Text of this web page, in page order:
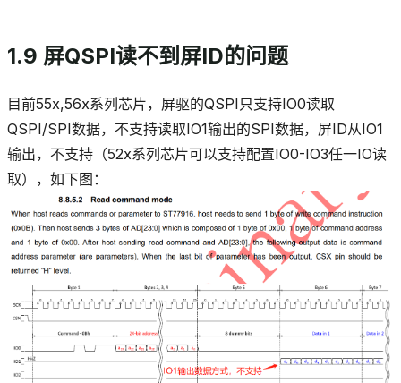
1.9 屏QSPI读不到屏ID的问题
目前55x,56x系列芯片，屏驱的QSPI只支持IO0读取
QSPI/SPI数据，不支持读取IO1输出的SPI数据，屏ID从IO1
输出，不支持（52x系列芯片可以支持配置IO0-IO3任一IO读
取），如下图：